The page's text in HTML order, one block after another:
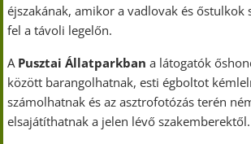
éjszakának, amikor a vadlovak és őstulkok
fel a távoli legelőn.
A Pusztai Állatparkbana látogatók
között barangolhatnak, esti égboltot
számolhatnak és az asztrofotózás terén
elsajátíthatnak a jelen lévő szakemberektől.